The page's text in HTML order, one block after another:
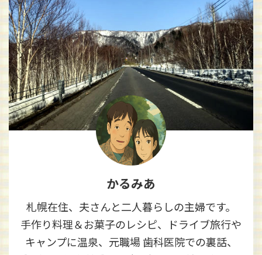
かるみあ
札幌在住、夫さんと二人暮らしの主婦です。
手作り料理＆お菓子のレシピ、ドライブ旅行や
キャンプに温泉、元職場 歯科医院での裏話、